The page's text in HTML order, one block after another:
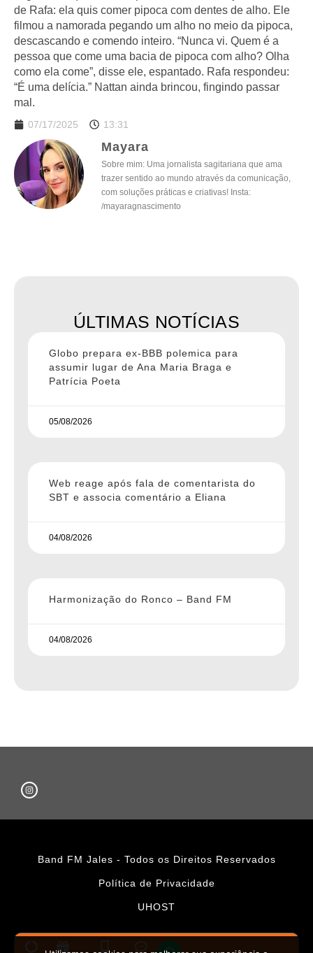
de Rafa: ela quis comer pipoca com dentes de alho. Ele
filmou a namorada pegando um alho no meio da pipoca,
descascando e comendo inteiro. “Nunca vi. Quem é a
pessoa que come uma bacia de pipoca com alho? Olha
como ela come”, disse ele, espantado. Rafa respondeu:
“É uma delícia.” Nattan ainda brincou, fingindo passar
mal.
07/17/2025 13:31
Mayara
Sobre mim: Uma jornalista sagitariana que ama
trazer sentido ao mundo através da comunicação,
com soluções práticas e criativas! Insta:
/mayaragnascimento
ÚLTIMAS NOTÍCIAS
Globo prepara ex-BBB polemica para
assumir lugar de Ana Maria Braga e
Patrícia Poeta
05/08/2026
Web reage após fala de comentarista do
SBT e associa comentário a Eliana
04/08/2026
Harmonização do Ronco – Band FM
04/08/2026
Band FM Jales - Todos os Direitos Reservados
Política de Privacidade
UHOST